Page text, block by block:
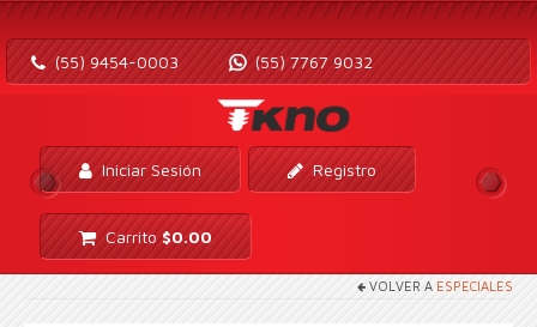
(55) 9454-0003 (55) 7767 9032
Iniciar Sesión Registro
Carrito $0.00
VOLVER A ESPECIALES